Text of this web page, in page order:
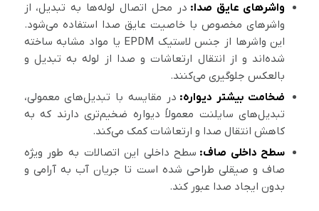
واشرهای عایق صدا: در محل اتصال لوله‌ها به تبدیل، از
واشرهای مخصوص با خاصیت عایق صدا استفاده می‌شود.
این واشرها از جنس لاستیک EPDM یا مواد مشابه ساخته
شده‌اند و از انتقال ارتعاشات و صدا از لوله به تبدیل و
بالعکس جلوگیری می‌کنند.
ضخامت بیشتر دیواره: در مقایسه با تبدیل‌های معمولی،
تبدیل‌های سایلنت معمولاً دیواره ضخیم‌تری دارند که به
کاهش انتقال صدا و ارتعاشات کمک می‌کند.
سطح داخلی صاف: سطح داخلی این اتصالات به طور ویژه
صاف و صیقلی طراحی شده است تا جریان آب به آرامی و
بدون ایجاد صدا عبور کند.